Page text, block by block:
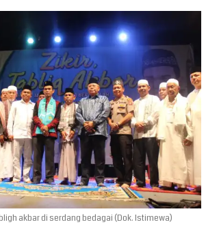
akbar di serdang bedagai (Dok. Istimewa)